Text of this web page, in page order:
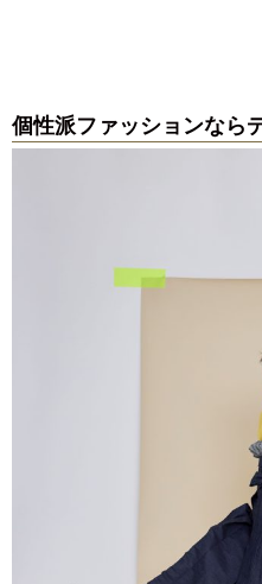
個性派ファッションなら